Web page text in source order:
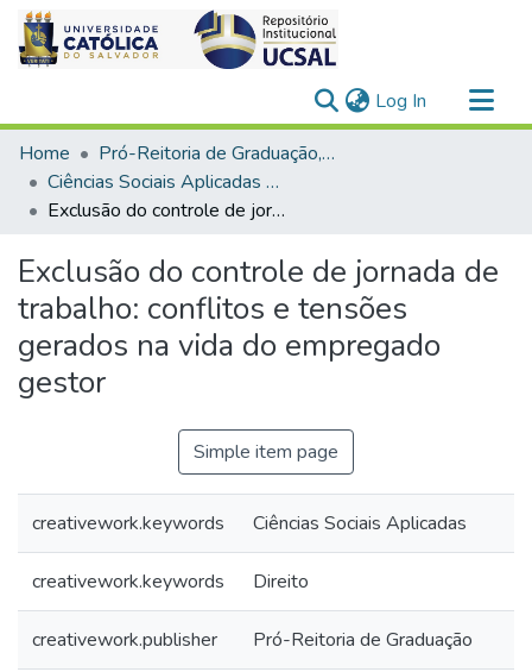
Log In (current)
Communities & Collections
All of DSpace
Statistics
Home
Pró-Reitoria de Graduação, Extensão e Ação Comunitária
Ciências Sociais Aplicadas > Direito
Exclusão do controle de jornada de trabalho: conflitos e tensões gerados na vida do empregado gestor
Exclusão do controle de jornada de
trabalho: conflitos e tensões
gerados na vida do empregado
gestor
Simple item page
creativework.keywords Ciências Sociais Aplicadas
creativework.keywords Direito
creativework.publisher Pró-Reitoria de Graduação